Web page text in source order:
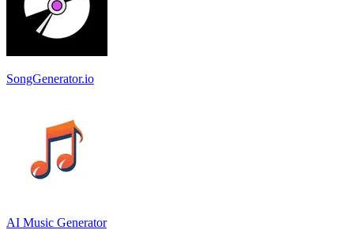
SongGenerator.io
AI Music Generator